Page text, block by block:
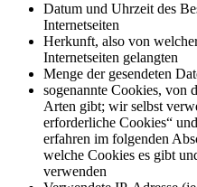
Datum und Uhrzeit des
Internetseiten
Herkunft, also von
Internetseiten gelangten
Menge der gesendeten
sogenannte Cookies, von
Arten gibt; wir selbst
erforderliche Cookies“
erfahren im folgenden
welche Cookies es gibt
verwenden